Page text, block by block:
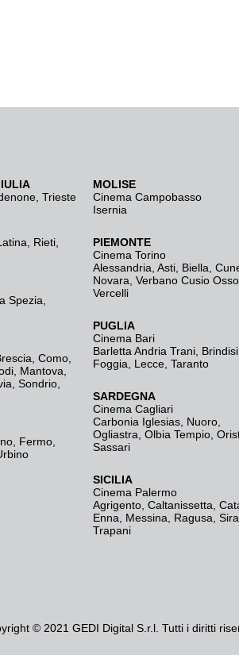
Trieste
Rieti
Spezia
Como
Mantova
Sondrio
Fermo
MOLISE
Cinema Campobasso
Isernia
PIEMONTE
Cinema Torino
Alessandria Asti Biella
Novara Verbano Cusio
Vercelli
PUGLIA
Cinema Bari
Barletta Andria Trani Brindisi
Foggia
Lecce Taranto
SARDEGNA
Cinema Cagliari
Carbonia Iglesias Nuoro
Ogliastra Olbia Tempio
Sassari
SICILIA
Cinema Palermo
Agrigento Caltanissetta
Enna
Messina Ragusa
Trapani
© 2021 GEDI Digital S.r.l. Tutti i diritti